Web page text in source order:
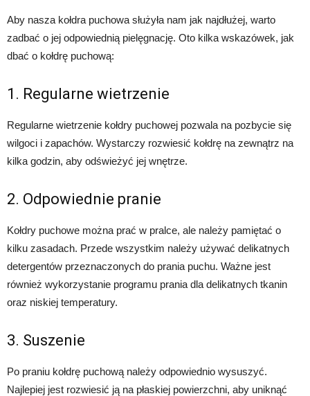
Aby nasza kołdra puchowa służyła nam jak najdłużej, warto
zadbać o jej odpowiednią pielęgnację. Oto kilka wskazówek, jak
dbać o kołdrę puchową:
1. Regularne wietrzenie
Regularne wietrzenie kołdry puchowej pozwala na pozbycie się
wilgoci i zapachów. Wystarczy rozwiesić kołdrę na zewnątrz na
kilka godzin, aby odświeżyć jej wnętrze.
2. Odpowiednie pranie
Kołdry puchowe można prać w pralce, ale należy pamiętać o
kilku zasadach. Przede wszystkim należy używać delikatnych
detergentów przeznaczonych do prania puchu. Ważne jest
również wykorzystanie programu prania dla delikatnych tkanin
oraz niskiej temperatury.
3. Suszenie
Po praniu kołdrę puchową należy odpowiednio wysuszyć.
Najlepiej jest rozwiesić ją na płaskiej powierzchni, aby uniknąć